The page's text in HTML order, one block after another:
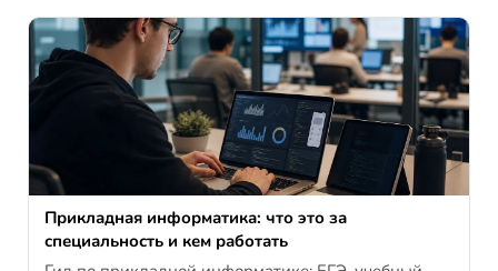
Прикладная информатика: что это за
специальность и кем работать